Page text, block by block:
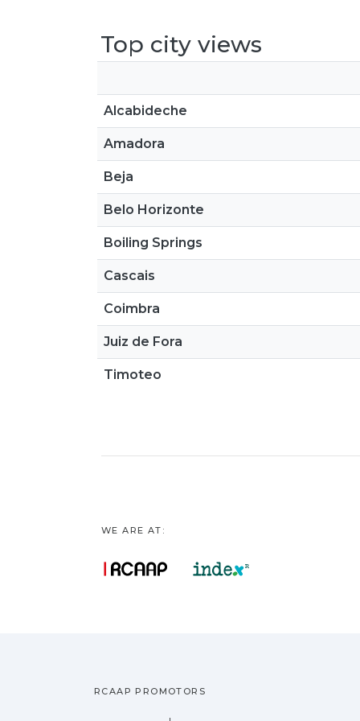
Top city views
Alcabideche
Amadora
Beja
Belo Horizonte
Boiling Springs
Cascais
Coimbra
Juiz de Fora
Timoteo
WE ARE AT:
RCAAP PROMOTORS